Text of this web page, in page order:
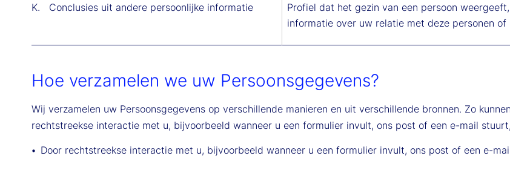
K. Conclusies uit andere persoonlijke informatie
Profiel dat het gezin van een persoon
informatie over uw relatie met deze personen
Hoe verzamelen we uw Persoonsgegevens?
Wij verzamelen uw Persoonsgegevens op verschillende manieren en uit verschillende bronnen. Zo
rechtstreekse interactie met u, bijvoorbeeld wanneer u een formulier invult, ons post of een e-mail
Door rechtstreekse interactie met u, bijvoorbeeld wanneer u een formulier invult, ons post of een e-